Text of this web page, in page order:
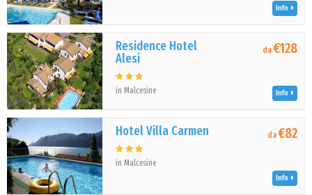
Info
Residence Hotel
Alesi
in Malcesine
da€128
Info
Hotel Villa Carmen
in Malcesine
da€82
Info